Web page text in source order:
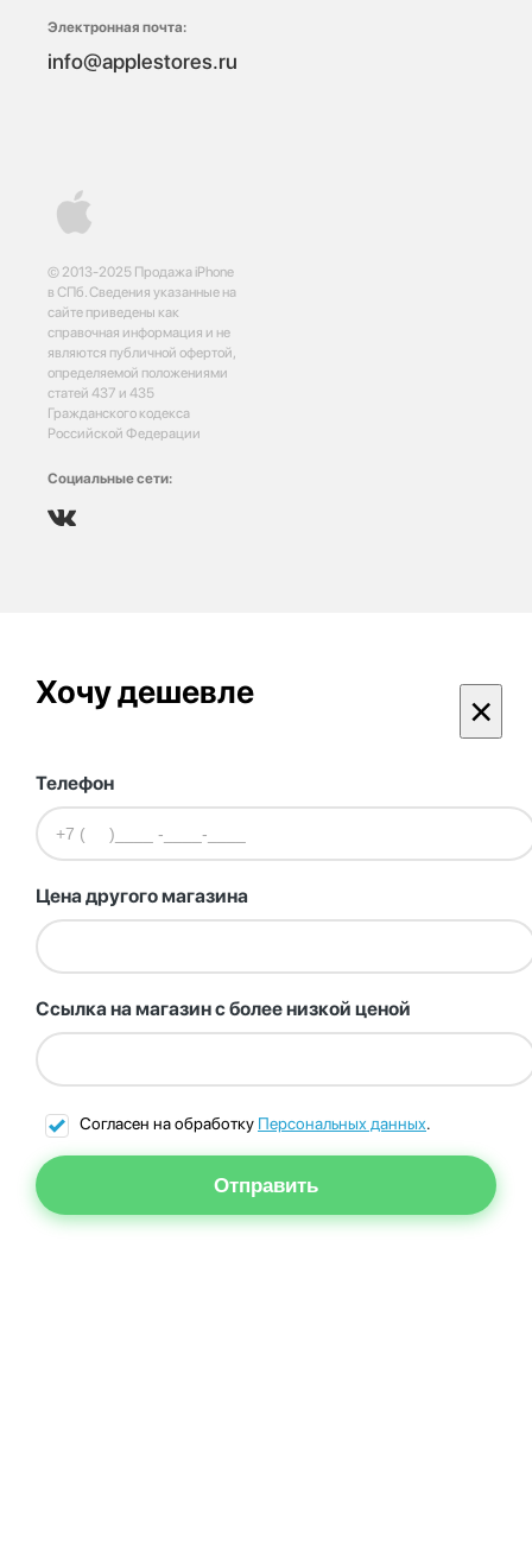
© 2013-2025 Продажа iPhone
в СПб. Сведения указанные на
сайте приведены как
справочная информация и не
являются публичной офертой,
определяемой положениями
статей 437 и 435
Гражданского кодекса
Российской Федерации
Социальные сети:
Электронная почта:
info@applestores.ru
Хочу дешевле ×
Телефон
Цена другого магазина
Ссылка на магазин с более низкой ценой
Согласен на обработку Персональных данных.
Отправить